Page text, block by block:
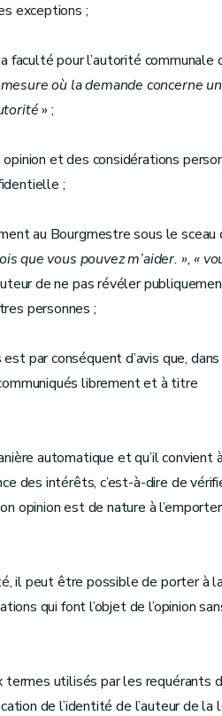
exceptions ;
faculté pour l’autorité communale
où la demande concerne
» ;
opinion et des considérations
;
au Bourgmestre sous le sceau
que vous pouvez m’aider. », «
de ne pas révéler
personnes ;
par conséquent d’avis que,
librement et à titre
automatique et qu’il convient à
des intérêts, c’est-à-dire de
opinion est de nature à
il peut être possible de porter à la
qui font l’objet de l’opinion
utilisés par les requérants
de l’identité de l’auteur de